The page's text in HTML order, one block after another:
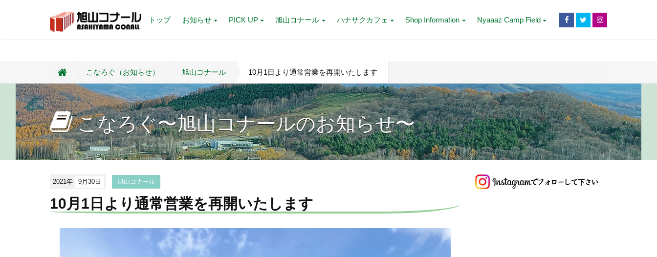
トップ お知らせ PICK UP 旭山コナール ハナサクカフェ Shop Information Nyaaaz Camp Field
こなろぐ（お知らせ） 旭山コナール 10月1日より通常営業を再開いたします
こなろぐ〜旭山コナールのお知らせ〜
2021年 9月30日 旭山コナール
10月1日より通常営業を再開いたします